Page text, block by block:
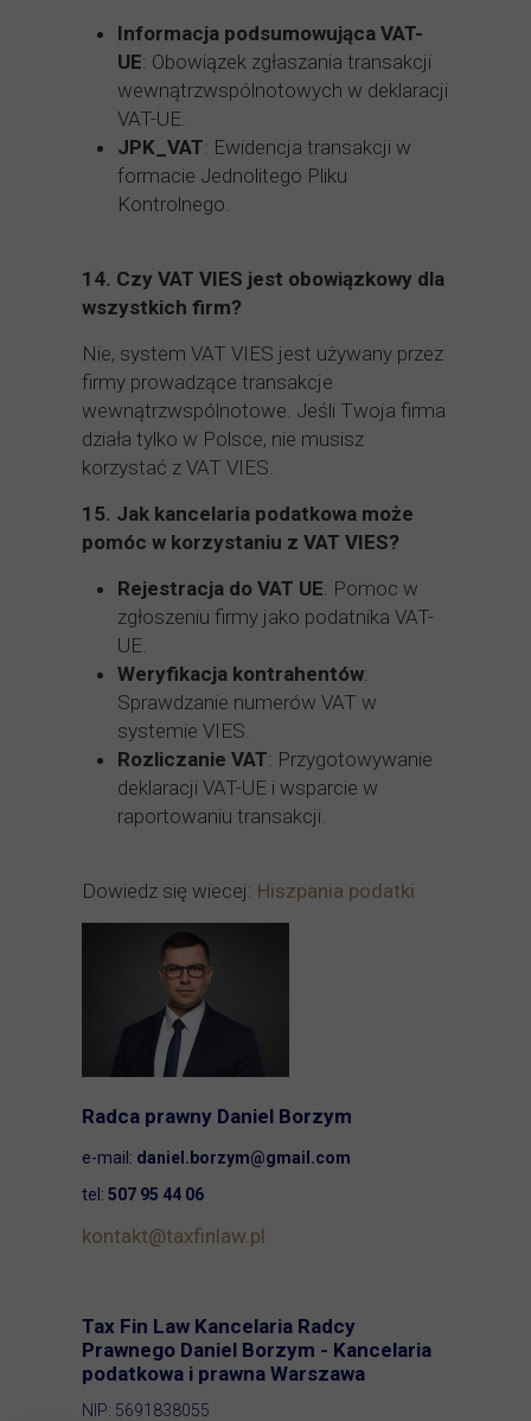
Informacja podsumowująca VAT-
UE: Obowiązek zgłaszania transakcji
wewnątrzwspólnotowych w deklaracji
VAT-UE.
JPK_VAT: Ewidencja transakcji w
formacie Jednolitego Pliku
Kontrolnego.
14. Czy VAT VIES jest obowiązkowy dla
wszystkich firm?
Nie, system VAT VIES jest używany przez
firmy prowadzące transakcje
wewnątrzwspólnotowe. Jeśli Twoja firma
działa tylko w Polsce, nie musisz
korzystać z VAT VIES.
15. Jak kancelaria podatkowa może
pomóc w korzystaniu z VAT VIES?
Rejestracja do VAT UE: Pomoc w
zgłoszeniu firmy jako podatnika VAT-
UE.
Weryfikacja kontrahentów:
Sprawdzanie numerów VAT w
systemie VIES.
Rozliczanie VAT: Przygotowywanie
deklaracji VAT-UE i wsparcie w
raportowaniu transakcji.
Dowiedz się wiecej: Hiszpania podatki
Radca prawny Daniel Borzym
e-mail: daniel.borzym@gmail.com
tel: 507 95 44 06
kontakt@taxfinlaw.pl
Tax Fin Law Kancelaria Radcy
Prawnego Daniel Borzym - Kancelaria
podatkowa i prawna Warszawa
NIP: 5691838055